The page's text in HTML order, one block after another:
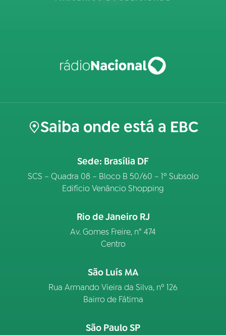
Saiba onde está a EBC
Sede: Brasília DF
SCS – Quadra 08 – Bloco B 50/60 – 1º Subsolo
Edifício Venâncio Shopping
Rio de Janeiro RJ
Av. Gomes Freire, n° 474
Centro
São Luís MA
Rua Armando Vieira da Silva, nº 126
Bairro de Fátima
São Paulo SP